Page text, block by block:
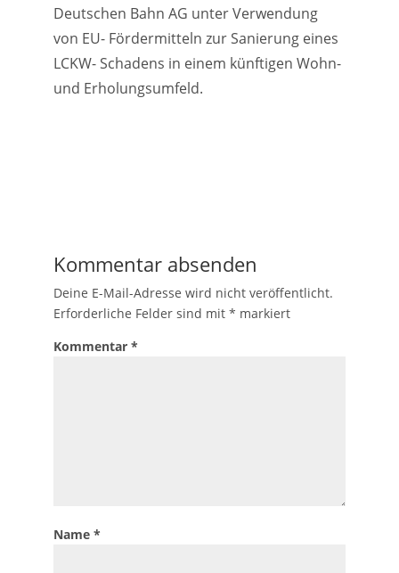
Deutschen Bahn AG unter Verwendung
von EU- Fördermitteln zur Sanierung eines
LCKW- Schadens in einem künftigen Wohn-
und Erholungsumfeld.
Kommentar absenden
Deine E-Mail-Adresse wird nicht veröffentlicht.
Erforderliche Felder sind mit * markiert
Kommentar *
Name *